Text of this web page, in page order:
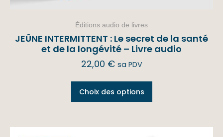
Éditions audio de livres
JEÛNE INTERMITTENT : Le secret de la santé
et de la longévité – Livre audio
22,00 € sa PDV
Choix des options